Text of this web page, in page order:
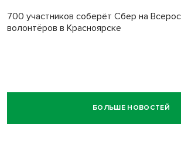
700 участников соберёт Сбер на
волонтёров в Красноярске
БОЛЬШЕ НОВОСТЕЙ